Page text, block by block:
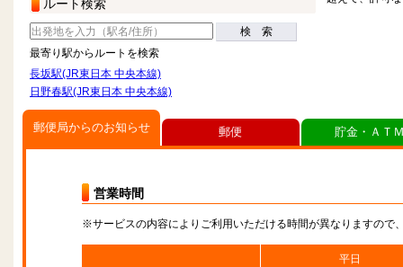
ルート検索
検 索
最寄り駅からルートを検索
長坂駅(JR東日本 中央本線)
日野春駅(JR東日本 中央本線)
郵便局からのお知らせ
営業時間
※サービスの内容によりご利用いただける時間が異なりますので
平日
郵便 貯金・ＡＴ